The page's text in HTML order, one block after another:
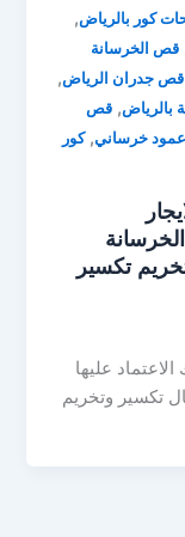
كور بالرياض,
قص الخرسانة
قص جدران الرياض,
بالرياض,قص
خرساني,كور
الخرسانة
تكسير
عليها
تكسير وتخريم